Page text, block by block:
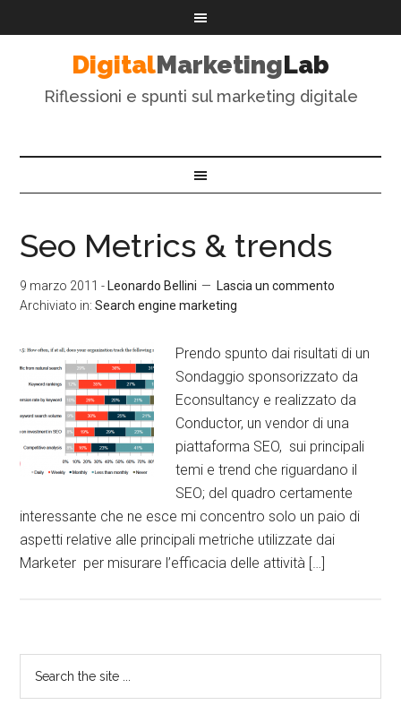
DigitalMarketingLab
Riflessioni e spunti sul marketing digitale
Seo Metrics & trends
9 marzo 2011 - Leonardo Bellini
Lascia un commento
Archiviato in:Search engine marketing
Prendo spunto dai risultati di un
Sondaggio sponsorizzato da
Econsultancy e realizzato da
Conductor, un vendor di una
piattaforma SEO, sui principali
temi e trend che riguardano il
SEO; del quadro certamente
interessante che ne esce mi concentro solo un paio di
aspetti relative alle principali metriche utilizzate dai
Marketer per misurare l’efficacia delle attività […]